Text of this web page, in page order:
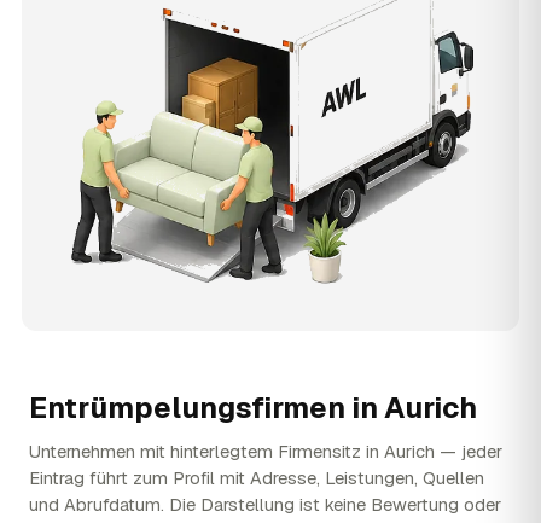
Entrümpelungsfirmen inAurich
Unternehmen mit hinterlegtem Firmensitz in Aurich — jeder
Eintrag führt zum Profil mit Adresse, Leistungen, Quellen
und Abrufdatum. Die Darstellung ist keine Bewertung oder